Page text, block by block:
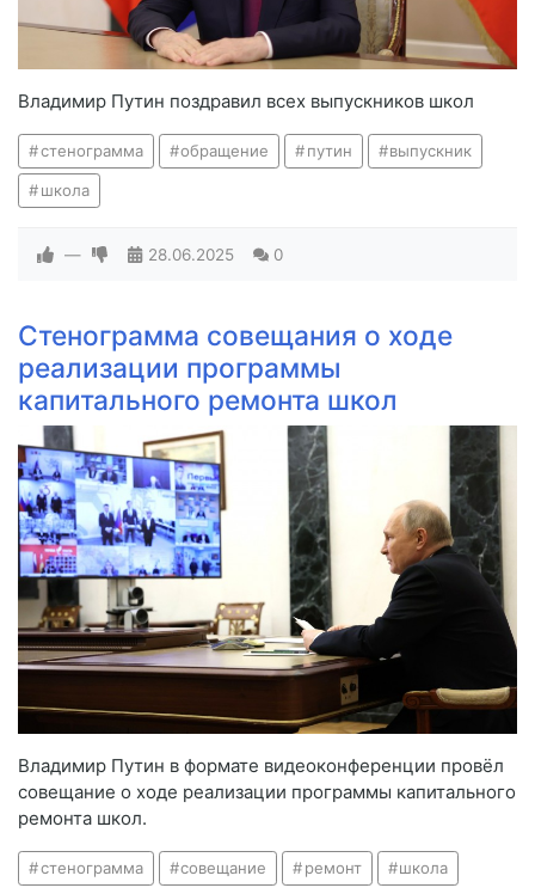
Владимир Путин поздравил всех выпускников школ
стенограмма обращение путин выпускник
школа
— 28.06.2025 0
Стенограмма совещания о ходе
реализации программы
капитального ремонта школ
Владимир Путин в формате видеоконференции провёл
совещание о ходе реализации программы капитального
ремонта школ.
стенограмма совещание ремонт школа